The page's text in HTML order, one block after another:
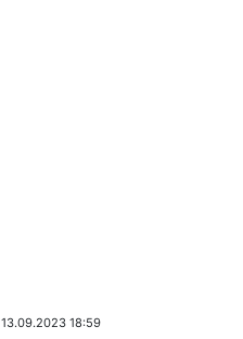
13.09.2023 18:59